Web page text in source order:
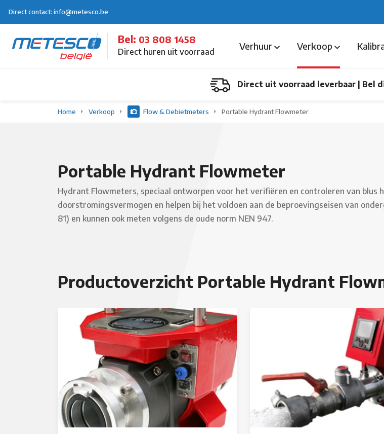
Direct contact: info@metesco.be
Bel: 03 808 1458
Direct huren uit voorraad Verhuur Verkoop
Direct uit voorraad leverbaar Bel
Home Verkoop Flow & Debietmeters Portable Hydrant Flowmeter
Portable Hydrant Flowmeter
Hydrant Flowmeters, speciaal ontworpen voor het verifiëren en controleren van
doorstromingsvermogen en helpen bij het voldoen aan de beproevingseisen van
81) en kunnen ook meten volgens de oude norm NEN 947.
Productoverzicht Portable Hydrant